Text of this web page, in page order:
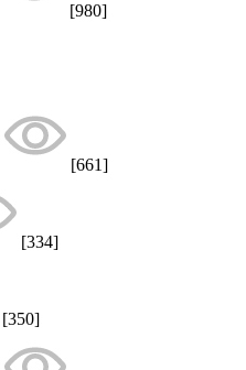
[980]
[661]
[334]
[350]